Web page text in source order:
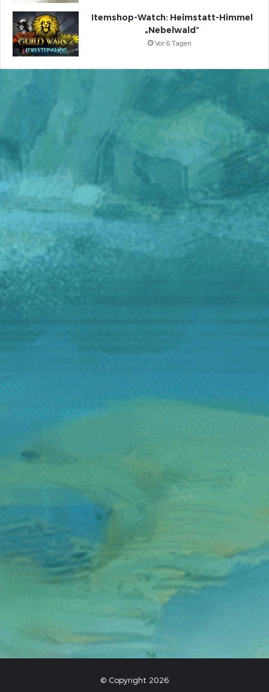
Itemshop-Watch: Heimstatt-Himmel
„Nebelwald“
Vor 6 Tagen
© Copyright 2026